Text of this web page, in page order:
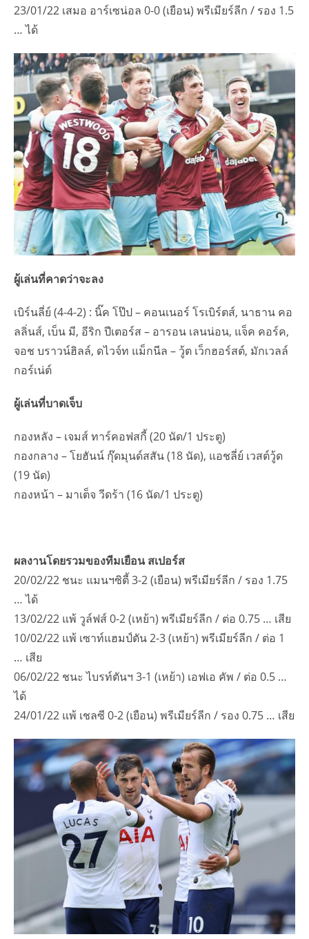
23/01/22 เสมอ อาร์เซน่อล 0-0 (เยือน) พรีเมียร์ลีก / รอง 1.5
… ได้
ผู้เล่นที่คาดว่าจะลง
เบิร์นลี่ย์ (4-4-2) : นิ๊ค โป๊ป – คอนเนอร์ โรเบิร์ตส์, นาธาน คอ
ลลิ่นส์, เบ็น มี, อีริก ปีเตอร์ส – อารอน เลนน่อน, แจ็ค คอร์ค,
จอช บราวน์ฮิลล์, ดไวจ์ท แม็กนีล – วู้ต เว็กฮอร์สต์, มักเวลล์
กอร์เน่ต์
ผู้เล่นที่บาดเจ็บ
กองหลัง – เจมส์ ทาร์คอฟสกี้ (20 นัด/1 ประตู)
กองกลาง – โยฮันน์ กุ๊ดมุนด์สสัน (18 นัด), แอชลี่ย์ เวสต์วู้ด
(19 นัด)
กองหน้า – มาเต็จ วีดร้า (16 นัด/1 ประตู)
ผลงานโดยรวมของทีมเยือน สเปอร์ส
20/02/22 ชนะ แมนฯซิตี้ 3-2 (เยือน) พรีเมียร์ลีก / รอง 1.75
… ได้
13/02/22 แพ้ วูล์ฟส์ 0-2 (เหย้า) พรีเมียร์ลีก / ต่อ 0.75 … เสีย
10/02/22 แพ้ เซาท์แฮมป์ตัน 2-3 (เหย้า) พรีเมียร์ลีก / ต่อ 1
… เสีย
06/02/22 ชนะ ไบรท์ตันฯ 3-1 (เหย้า) เอฟเอ คัพ / ต่อ 0.5 …
ได้
24/01/22 แพ้ เชลซี 0-2 (เยือน) พรีเมียร์ลีก / รอง 0.75 … เสีย